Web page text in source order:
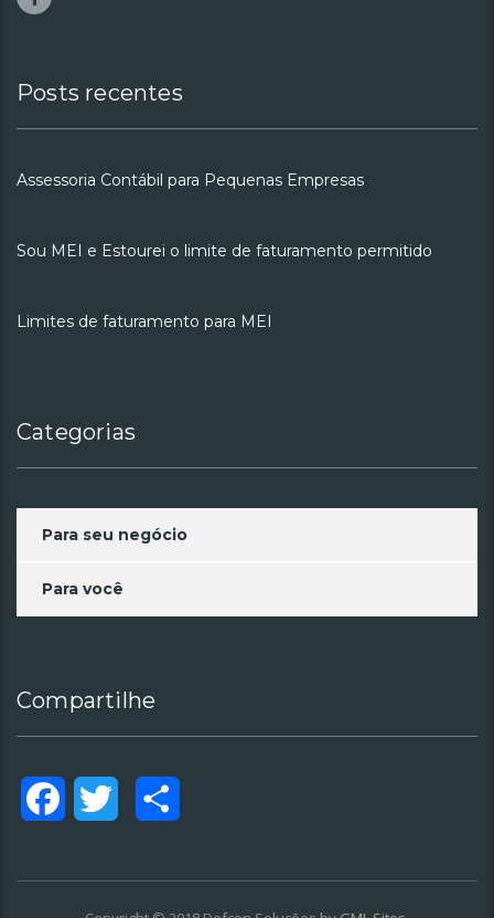
Posts recentes
Assessoria Contábil para Pequenas Empresas
Sou MEI e Estourei o limite de faturamento permitido
Limites de faturamento para MEI
Categorias
Para seu negócio
Para você
Compartilhe
FacebookTwitter